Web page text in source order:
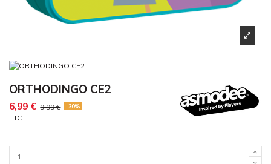
ORTHODINGO CE2
6,99 € 9,99 € -30%
TTC